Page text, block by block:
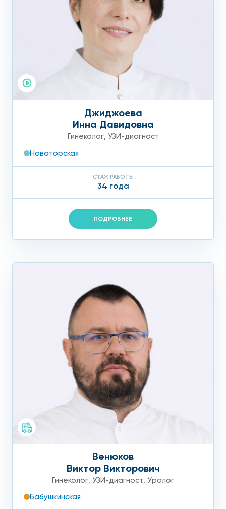
Джиджоева
Инна Давидовна
Гинеколог, УЗИ-диагност
Новаторская
СТАЖ РАБОТЫ
34 года
ПОДРОБНЕЕ
Венюков
Виктор Викторович
Гинеколог, УЗИ-диагност, Уролог
Бабушкинская